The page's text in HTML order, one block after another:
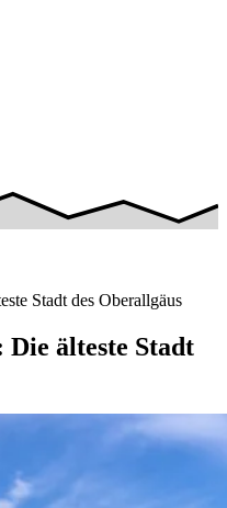
Stadt des Oberallgäus
älteste Stadt